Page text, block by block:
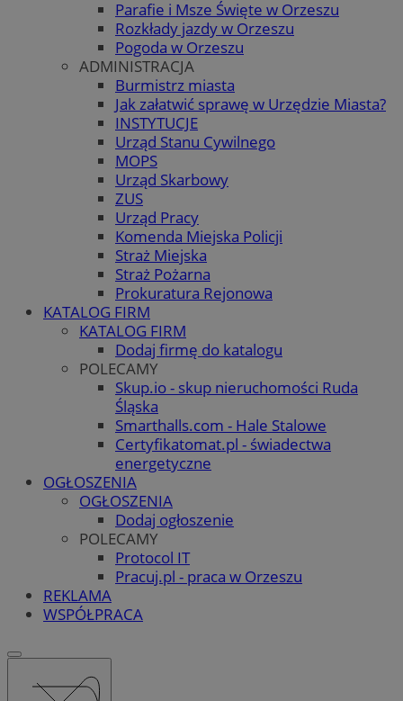
Parafie i Msze Święte w Orzeszu
Rozkłady jazdy w Orzeszu
Pogoda w Orzeszu
ADMINISTRACJA
Burmistrz miasta
Jak załatwić sprawę w Urzędzie Miasta?
INSTYTUCJE
Urząd Stanu Cywilnego
MOPS
Urząd Skarbowy
ZUS
Urząd Pracy
Komenda Miejska Policji
Straż Miejska
Straż Pożarna
Prokuratura Rejonowa
KATALOG FIRM
KATALOG FIRM
Dodaj firmę do katalogu
POLECAMY
Skup.io - skup nieruchomości Ruda
Śląska
Smarthalls.com - Hale Stalowe
Certyfikatomat.pl - świadectwa
energetyczne
OGŁOSZENIA
OGŁOSZENIA
Dodaj ogłoszenie
POLECAMY
Protocol IT
Pracuj.pl - praca w Orzeszu
REKLAMA
WSPÓŁPRACA